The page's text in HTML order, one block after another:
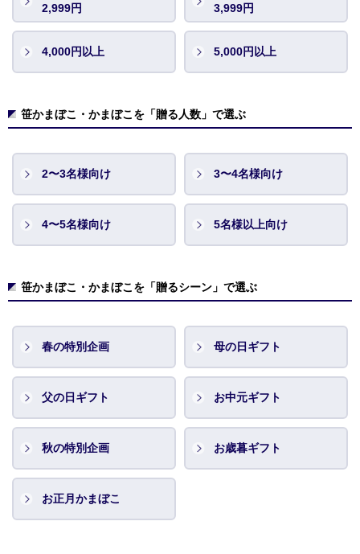
2,999円
3,999円
4,000円以上 5,000円以上
笹かまぼこ・かまぼこを「贈る人数」で選ぶ
2〜3名様向け 3〜4名様向け
4〜5名様向け 5名様以上向け
笹かまぼこ・かまぼこを「贈るシーン」で選ぶ
春の特別企画 母の日ギフト
父の日ギフト お中元ギフト
秋の特別企画 お歳暮ギフト
お正月かまぼこ